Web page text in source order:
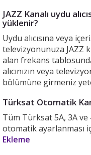
JAZZ Kanalı uydu
yüklenir?
Uydu alıcısına veya
televizyonunuza JAZZ
alan frekans
alıcınızın veya
bölümüne girmeniz
Türksat Otomatik
Tüm Türksat 5A, 3A ve
otomatik ayarlanması
Ekleme